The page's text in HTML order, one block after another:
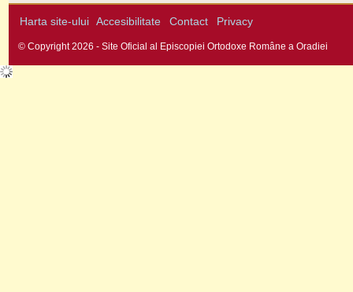
Harta site-ului Accesibilitate Contact Privacy
© Copyright 2026 - Site Oficial al Episcopiei Ortodoxe Române a Oradiei